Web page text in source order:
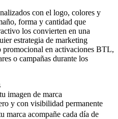
con el logo, colores y
forma y cantidad que
los convierten en una
estrategia de marketing
promocional en activaciones BTL,
o campañas durante los
imagen de marca
y con visibilidad permanente
marca acompañe cada día de